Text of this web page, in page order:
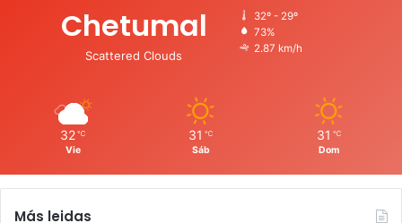
Chetumal
Scattered Clouds
32º - 29º
73%
2.87 km/h
32 ℃
Vie
31 ℃
Sáb
31 ℃
Dom
Más leidas